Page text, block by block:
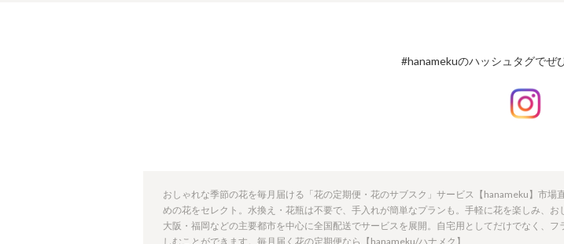
#hanamekuのハッシュタグでぜ
おしゃれな季節の花を毎月届ける「花の定期便・花のサブスク」サービス【hanameku】市
めの花をセレクト。水換え・花瓶は不要で、手入れが簡単なプランも。手軽に花を楽しみ、
大阪・福岡などの主要都市を中心に全国配送でサービスを展開。自宅用としてだけでなく、
しむことができます。毎月届く花の定期便なら【hanameku/ハナメク】